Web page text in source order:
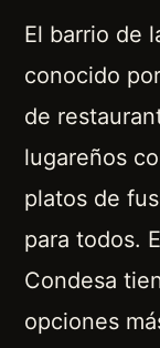
El barrio de
conocido
de
lugareños
platos de
para todos.
Condesa
opciones